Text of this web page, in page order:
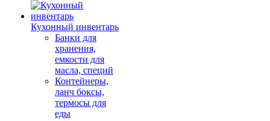
Кухонный инвентарь
Банки для
хранения,
емкости для
масла, специй
Контейнеры,
ланч боксы,
термосы для
еды